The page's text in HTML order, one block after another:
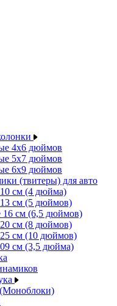
4x6 дюймов
5x7 дюймов
6x9 дюймов
(твитеры) для авто
см (4 дюйма)
см (5 дюймов)
см (6,5 дюймов)
см (8 дюймов)
см (10 дюймов)
см (3,5 дюйма)